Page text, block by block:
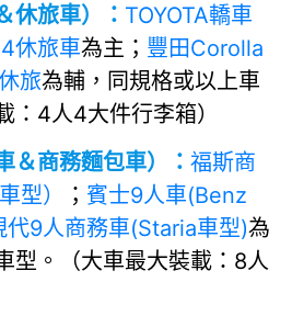
休旅車）： TOYOTA轎車
休旅車為主； 豐田Corolla
旅為輔，同規格或以上車
：4人4大件行李箱）
＆商務麵包車）： 福斯商
型）
； 賓士9人車(Benz
代9人商務車(Staria車型)為
型。（大車最大裝載：8人